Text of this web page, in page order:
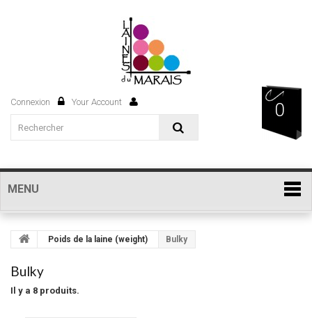
0
Connexion Your Account
MENU
Poids de la laine (weight) Bulky
Bulky
Il y a 8 produits.